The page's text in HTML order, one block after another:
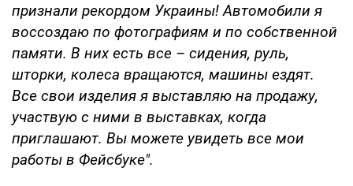
признали рекордом Украины! Автомобили я
воссоздаю по фотографиям и по собственной
памяти. В них есть все – сидения, руль,
шторки, колеса вращаются, машины ездят.
Все свои изделия я выставляю на продажу,
участвую с ними в выставках, когда
приглашают. Вы можете увидеть все мои
работы в Фейсбуке".